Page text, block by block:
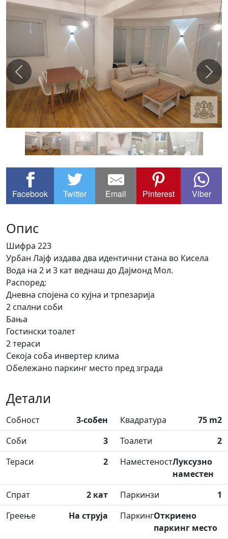
Facebook Twitter Email Pinterest Viber
Опис
Шифра 223
Урбан Лајф издава два идентични стана во Кисела
Вода на 2 и 3 кат веднаш до Дајмонд Мол.
Распоред:
Дневна спојена со кујна и трпезарија
2 спални соби
Бања
Гостински тоалет
2 тераси
Секоја соба инвертер клима
Обележано паркинг место пред зграда
Детали
Собност 3-собен Квадратура
75 m2
Соби
3 Тоалети
2
Тераси
2 НаместеностЛуксузно
наместен
Спрат
2 кат Паркинзи
1
Греење
На струја ПаркингОткриено
паркинг место